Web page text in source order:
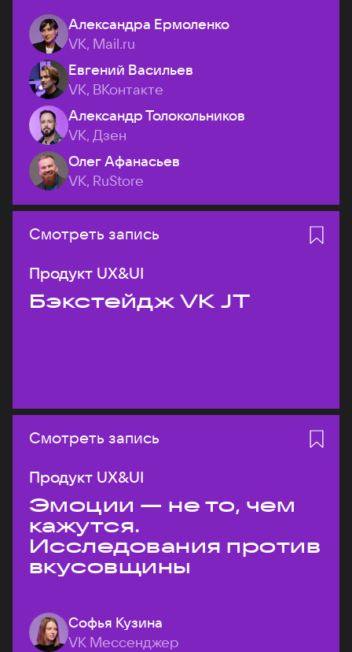
Александра Ермоленко
VK, Mail.ru
Евгений Васильев
VK, ВКонтакте
Александр Толокольников
VK, Дзен
Олег Афанасьев
VK, RuStore
Смотреть запись
Продукт UX&UI
Бэкстейдж VK JT
Смотреть запись
Продукт UX&UI
Эмоции — не то, чем
кажутся.
Исследования против
вкусовщины
Софья Кузина
VK Мессенджер